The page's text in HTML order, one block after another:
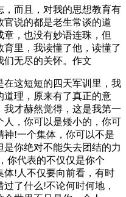
而且，对我的思想教育有
官说的都是老生常谈的道
，也没有妙语连珠，但
里，我读懂了他，读懂了
们无尽的关怀。作文
在这短短的四天军训里，我
道理，原来有了真正的意
我才赫然觉得，这是我第一
，你可以是矮小的，你可
神!一个集体，你可以不是
你绝对不能失去团结的力
你代表的不仅仅是你个
体!人不仅要向前看，有时
了什么!不论何时何地，